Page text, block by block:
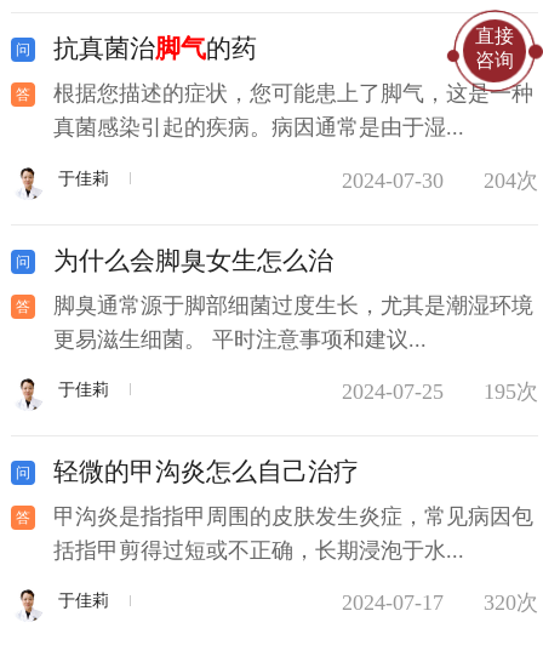
抗真菌治脚气的药
根据您描述的症状，您可能患上了脚气，这是一种
真菌感染引起的疾病。病因通常是由于湿...
于佳莉 2024-07-30 204次
为什么会脚臭女生怎么治
脚臭通常源于脚部细菌过度生长，尤其是潮湿环境
更易滋生细菌。 平时注意事项和建议...
于佳莉 2024-07-25 195次
轻微的甲沟炎怎么自己治疗
甲沟炎是指指甲周围的皮肤发生炎症，常见病因包
括指甲剪得过短或不正确，长期浸泡于水...
于佳莉 2024-07-17 320次
直接
咨询